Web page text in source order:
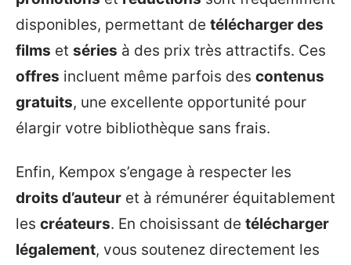
disponibles, permettant de télécharger des
films et séries à des prix très attractifs. Ces
offres incluent même parfois des contenus
gratuits, une excellente opportunité pour
élargir votre bibliothèque sans frais.
Enfin, Kempox s’engage à respecter les
droits d’auteur et à rémunérer équitablement
les créateurs. En choisissant de télécharger
légalement, vous soutenez directement les